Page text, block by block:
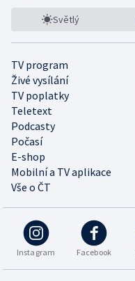
Světlý
TV program
Živé vysílání
TV poplatky
Teletext
Podcasty
Počasí
E-shop
Mobilní a TV aplikace
Vše o ČT
Instagram Facebook